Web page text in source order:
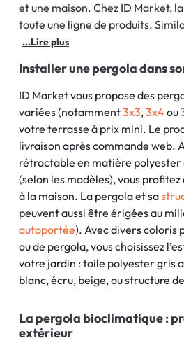
et une maison. Chez ID Market,
toute une ligne de produits.
tente, au pavillon et au barnum, la
efficacement du soleil.
...Lire plus
Installer une pergola dans
ID Market vous propose des
variées (notamment3x3,3x4 ou
votre terrasse à prix mini. Le
livraison après commande web.
rétractable en matière polyester
(selon les modèles), vous profitez
à la maison. La pergola et sa
peuvent aussi être érigées au
autoportée). Avec divers coloris
ou de pergola, vous choisissez
votre jardin : toile polyester gris
blanc, écru, beige, ou structure
La pergola bioclimatique :
extérieur